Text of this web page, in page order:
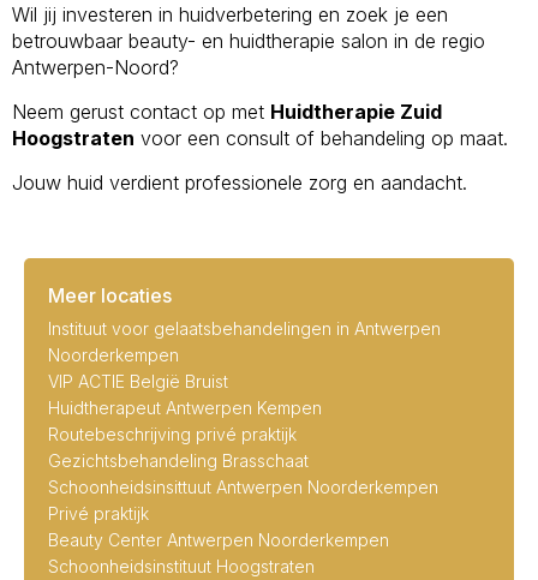
Wil jij investeren in huidverbetering en zoek je een
betrouwbaar beauty- en huidtherapie salon in de regio
Antwerpen-Noord?
Neem gerust contact op met Huidtherapie Zuid
Hoogstraten voor een consult of behandeling op maat.
Jouw huid verdient professionele zorg en aandacht.
Meer locaties
Instituut voor gelaatsbehandelingen in Antwerpen
Noorderkempen
VIP ACTIE België Bruist
Huidtherapeut Antwerpen Kempen
Routebeschrijving privé praktijk
Gezichtsbehandeling Brasschaat
Schoonheidsinsittuut Antwerpen Noorderkempen
Privé praktijk
Beauty Center Antwerpen Noorderkempen
Schoonheidsinstituut Hoogstraten